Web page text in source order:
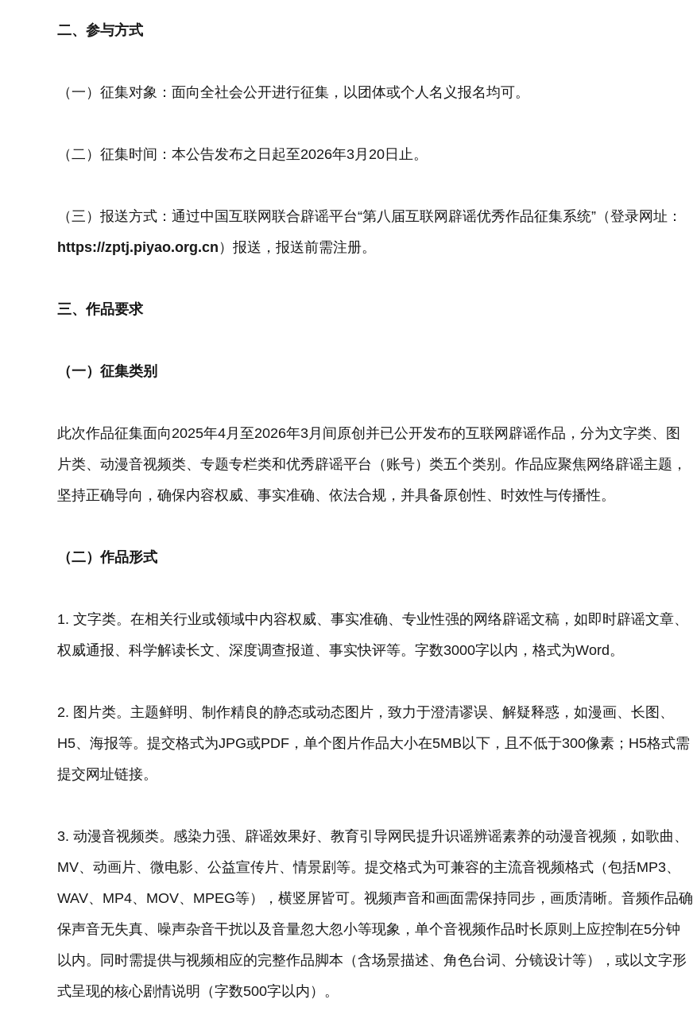
二、参与方式
（一）征集对象：面向全社会公开进行征集，以团体或个人名义报名均可。
（二）征集时间：本公告发布之日起至2026年3月20日止。
（三）报送方式：通过中国互联网联合辟谣平台“第八届互联网辟谣优秀作品征集系统”（登录网址：
https://zptj.piyao.org.cn ）报送，报送前需注册。
三、作品要求
（一）征集类别
此次作品征集面向2025年4月至2026年3月间原创并已公开发布的互联网辟谣作品，分为文字类、图
片类、动漫音视频类、专题专栏类和优秀辟谣平台（账号）类五个类别。作品应聚焦网络辟谣主题，
坚持正确导向，确保内容权威、事实准确、依法合规，并具备原创性、时效性与传播性。
（二）作品形式
1. 文字类。在相关行业或领域中内容权威、事实准确、专业性强的网络辟谣文稿，如即时辟谣文章、
权威通报、科学解读长文、深度调查报道、事实快评等。字数3000字以内，格式为Word。
2. 图片类。主题鲜明、制作精良的静态或动态图片，致力于澄清谬误、解疑释惑，如漫画、长图、
H5、海报等。提交格式为JPG或PDF，单个图片作品大小在5MB以下，且不低于300像素；H5格式需
提交网址链接。
3. 动漫音视频类。感染力强、辟谣效果好、教育引导网民提升识谣辨谣素养的动漫音视频，如歌曲、
MV、动画片、微电影、公益宣传片、情景剧等。提交格式为可兼容的主流音视频格式（包括MP3、
WAV、MP4、MOV、MPEG等），横竖屏皆可。视频声音和画面需保持同步，画质清晰。音频作品确
保声音无失真、噪声杂音干扰以及音量忽大忽小等现象，单个音视频作品时长原则上应控制在5分钟
以内。同时需提供与视频相应的完整作品脚本（含场景描述、角色台词、分镜设计等），或以文字形
式呈现的核心剧情说明（字数500字以内）。